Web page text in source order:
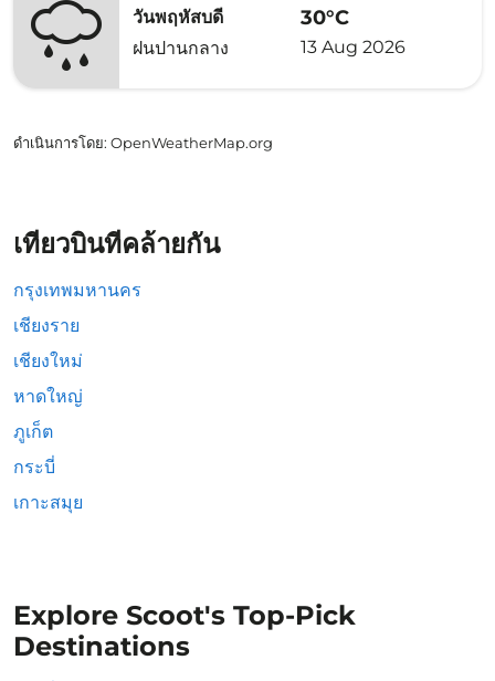
วันพฤหัสบดี
ฝนปานกลาง
30°C
13 Aug 2026
ดำเนินการโดย: OpenWeatherMap.org
เที่ยวบินที่คล้ายกัน
กรุงเทพมหานคร
เชียงราย
เชียงใหม่
หาดใหญ่
ภูเก็ต
กระบี่
เกาะสมุย
Explore Scoot's Top-Pick
Destinations